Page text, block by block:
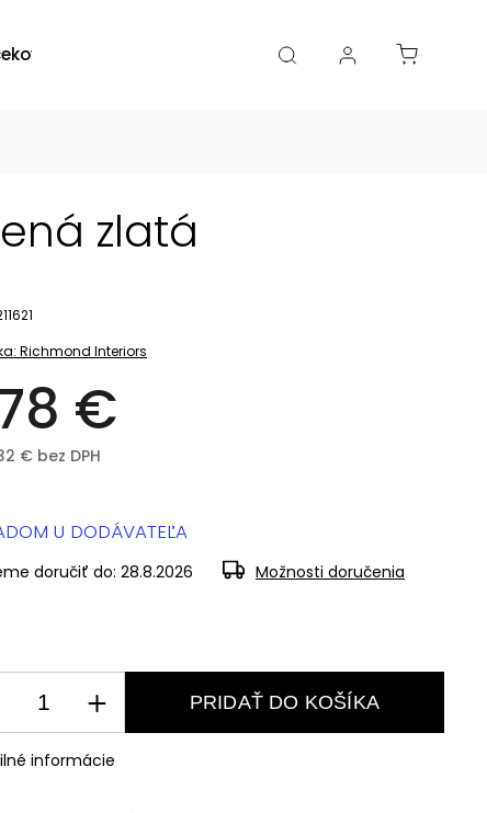
poukazy Katalógy Blogy
zlatá
Richmond Interiors
€
€ bez DPH
U DODÁVATEĽA
doručiť do: 28.8.2026 Možnosti doručenia
PRIDAŤ DO KOŠÍKA
informácie